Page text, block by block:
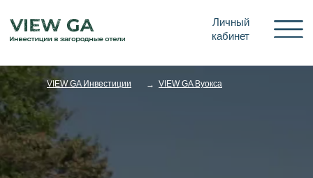
VIEW GA Инвестиции VIEW GA Вуокса
→